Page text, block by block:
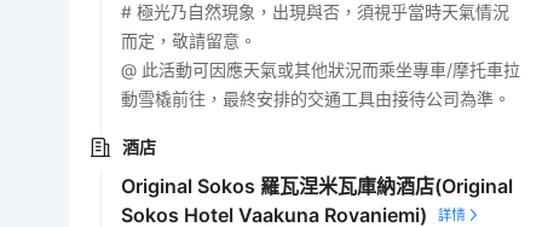
# 極光乃自然現象，出現與否，須視乎當時天氣情況
而定，敬請留意。
@ 此活動可因應天氣或其他狀況而乘坐專車/摩托車拉
動雪橇前往，最終安排的交通工具由接待公司為準。
酒店
Original Sokos 羅瓦涅米瓦庫納酒店(Original
Sokos Hotel Vaakuna Rovaniemi)